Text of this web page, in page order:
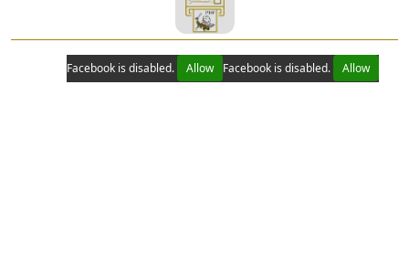
Facebook is disabled. Allow Facebook is disabled. Allow